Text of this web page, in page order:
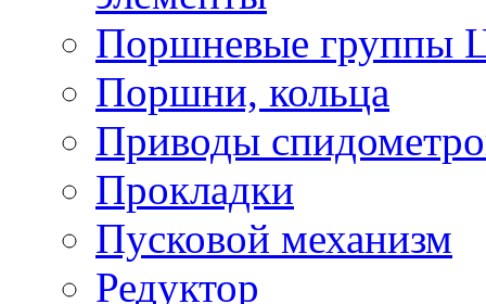
Поршневые группы
Поршни, кольца
Приводы
Прокладки
Пусковой механизм
Редуктор